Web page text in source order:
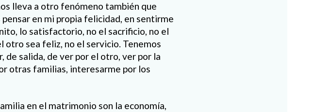
lleva a otro fenómeno también que
en mi propia felicidad, en sentirme
lo satisfactorio, no el sacrificio, no el
otro sea feliz, no el servicio. Tenemos
de salida, de ver por el otro, ver por la
otras familias, interesarme por los
en el matrimonio son la economía,